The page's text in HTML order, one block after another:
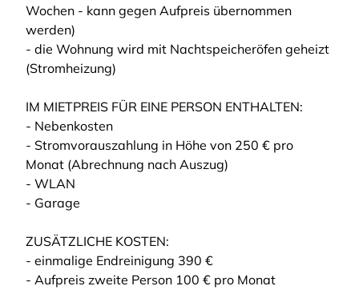
Wochen - kann gegen Aufpreis übernommen
werden)
- die Wohnung wird mit Nachtspeicheröfen geheizt
(Stromheizung)
IM MIETPREIS FÜR EINE PERSON ENTHALTEN:
- Nebenkosten
- Stromvorauszahlung in Höhe von 250 € pro
Monat (Abrechnung nach Auszug)
- WLAN
- Garage
ZUSÄTZLICHE KOSTEN:
- einmalige Endreinigung 390 €
- Aufpreis zweite Person 100 € pro Monat